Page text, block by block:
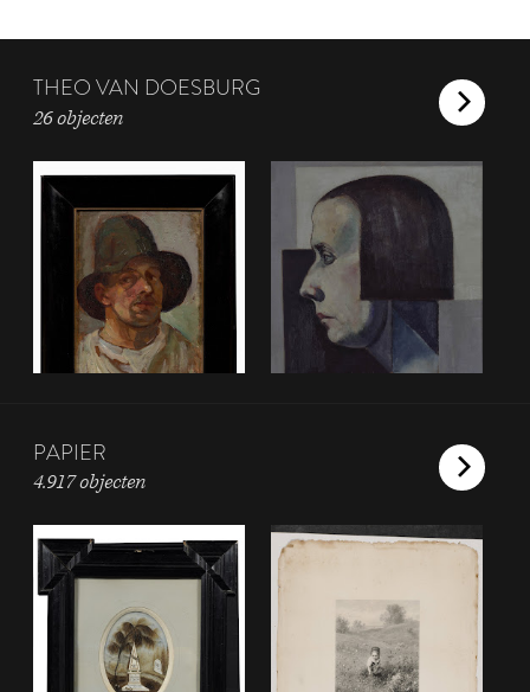
THEO VAN DOESBURG
26 objecten
PAPIER
4.917 objecten